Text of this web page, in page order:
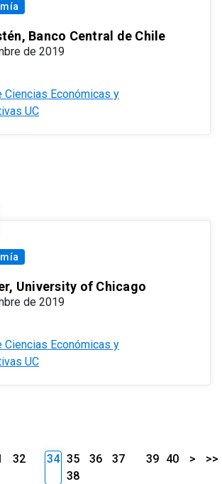
Banco Central de Chile
de 2019
Ciencias Económicas y
UC
University of Chicago
de 2019
Ciencias Económicas y
UC
32
34 35 36
37
38
39 40 > >>